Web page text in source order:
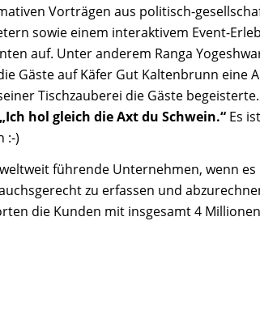
Vorträgen aus politisch-
sowie einem interaktivem Event-
auf. Unter anderem Ranga
Gäste auf Käfer Gut Kaltenbrunn eine
Tischzauberei die Gäste
„Ich hol gleich die Axt du Schwein.“ Es
:-)
führende Unternehmen, wenn
zu erfassen und
die Kunden mit insgesamt 4